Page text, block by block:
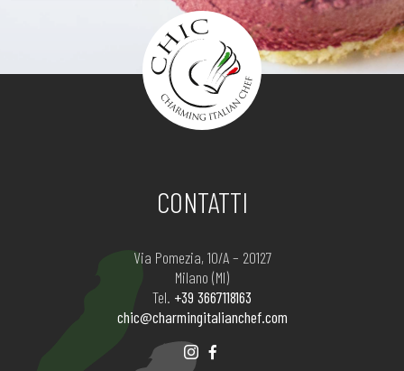
CONTATTI
Via Pomezia, 10/A – 20127
Milano (MI)
Tel. +39 3667118163
chic@charmingitalianchef.com